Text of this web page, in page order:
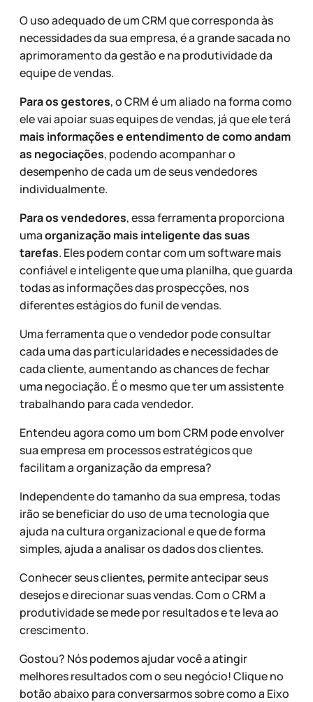
O uso adequado de um CRM que corresponda às
necessidades da sua empresa, é a grande sacada no
aprimoramento da gestão e na produtividade da
equipe de vendas.
Para os gestores, o CRM é um aliado na forma como
ele vai apoiar suas equipes de vendas, já que ele terá
mais informações e entendimento de como andam
as negociações, podendo acompanhar o
desempenho de cada um de seus vendedores
individualmente.
Para os vendedores, essa ferramenta proporciona
umaorganização mais inteligente das suas
tarefas. Eles podem contar com um software mais
confiável e inteligente que uma planilha, que guarda
todas as informações das prospecções, nos
diferentes estágios do funil de vendas.
Uma ferramenta que o vendedor pode consultar
cada uma das particularidades e necessidades de
cada cliente, aumentando as chances de fechar
uma negociação. É o mesmo que ter um assistente
trabalhando para cada vendedor.
Entendeu agora como um bom CRM pode envolver
sua empresa em processos estratégicos que
facilitam a organização da empresa?
Independente do tamanho da sua empresa, todas
irão se beneficiar do uso de uma tecnologia que
ajuda na cultura organizacional e que de forma
simples, ajuda a analisar os dados dos clientes.
Conhecer seus clientes, permite antecipar seus
desejos e direcionar suas vendas. Com o CRM a
produtividade se mede por resultados e te leva ao
crescimento.
Gostou? Nós podemos ajudar você a atingir
melhores resultados com o seu negócio! Clique no
botão abaixo para conversarmos sobre como a Eixo